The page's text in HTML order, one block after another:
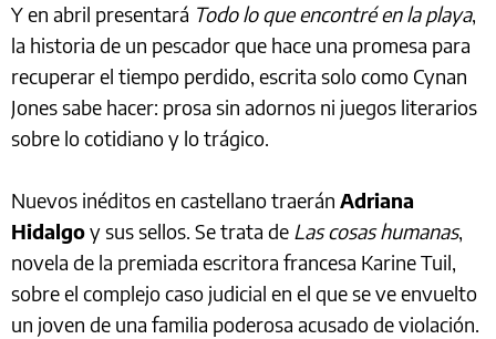
Y en abril presentará Todo lo que encontré en la playa,
la historia de un pescador que hace una promesa para
recuperar el tiempo perdido, escrita solo como Cynan
Jones sabe hacer: prosa sin adornos ni juegos literarios
sobre lo cotidiano y lo trágico.
Nuevos inéditos en castellano traerán Adriana
Hidalgoy sus sellos. Se trata de Las cosas humanas,
novela de la premiada escritora francesa Karine Tuil,
sobre el complejo caso judicial en el que se ve envuelto
un joven de una familia poderosa acusado de violación.